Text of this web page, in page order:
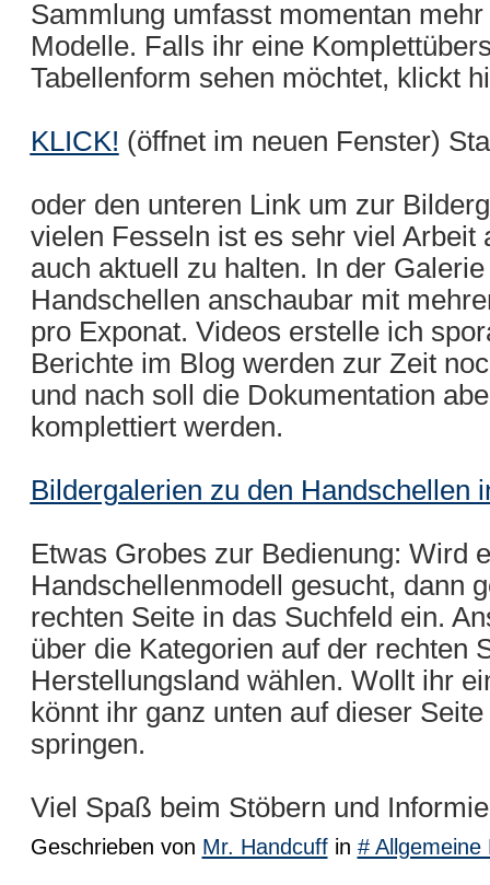
Sammlung umfasst momentan
Modelle. Falls ihr eine
Tabellenform sehen möchtet, klickt
KLICK! (öffnet im neuen Fenster)
oder den unteren Link um zur
vielen Fesseln ist es sehr viel Arbeit
auch aktuell zu halten. In der
Handschellen anschaubar mit
pro Exponat. Videos erstelle ich
Berichte im Blog werden zur Zeit
und nach soll die Dokumentation
komplettiert werden.
Bildergalerien zu den Handschellen
Etwas Grobes zur Bedienung: Wird
Handschellenmodell gesucht, dann
rechten Seite in das Suchfeld ein.
über die Kategorien auf der rechten
Herstellungsland wählen. Wollt ihr
könnt ihr ganz unten auf dieser
springen.
Viel Spaß beim Stöbern und
Geschrieben von Mr. Handcuffin # Allgemeine